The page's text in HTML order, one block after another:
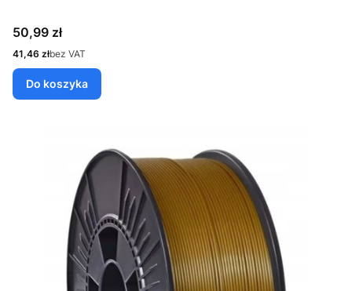
Cena
50,99 zł
Cena
41,46 złbez VAT
Do koszyka